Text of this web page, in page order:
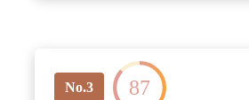
No.3 87